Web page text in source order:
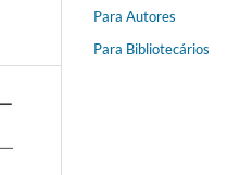
Para Autores
Para Bibliotecários